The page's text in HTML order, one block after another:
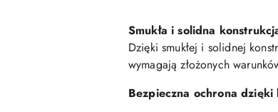
Smukła i solidna
Dzięki smukłej i solidnej
wymagają złożonych
Bezpieczna ochrona